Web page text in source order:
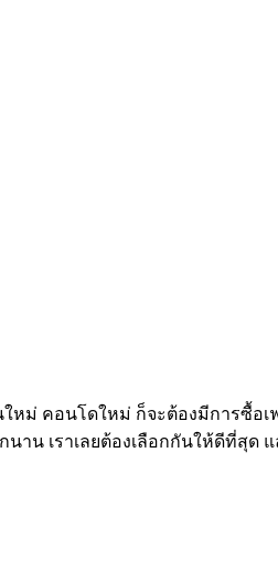
หม่ คอนโดใหม่ ก็จะต้องมีการซื้อ
น เราเลยต้องเลือกกันให้ดีที่สุด